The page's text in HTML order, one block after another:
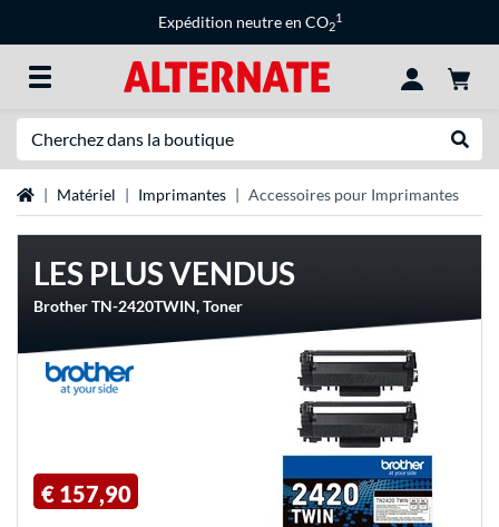
Expédition neutre en CO2
1
Page d'accueil
Matériel Imprimantes Accessoires pour Imprimantes
LES PLUS VENDUS
Brother TN-2420TWIN, Toner
€ 157,90